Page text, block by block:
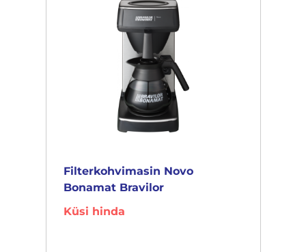
Filterkohvimasin Novo
Bonamat Bravilor
Küsi hinda